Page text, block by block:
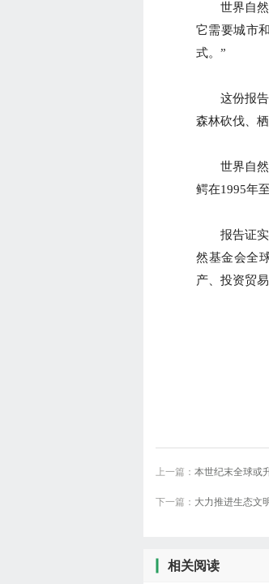
世界自然
它需要城市
式。”
这份报告还
森林砍伐、
世界自然基
鳄在1995年
报告证实
然基金会全
产、投资贸
上一篇： 本世纪末全球或
下一篇： 大力推进生态文
相关阅读